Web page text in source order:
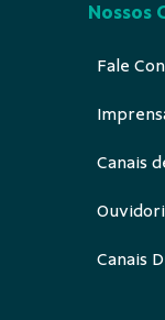
Nossos
Fale
Canais
Canais